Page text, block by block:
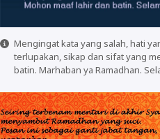
Mengingat kata yang salah, hati
terlupakan, sikap dan sifat yang
batin. Marhaban ya Ramadhan.